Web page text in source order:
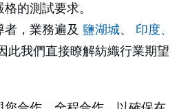
的測試要求。
，業務遍及 鹽湖城、 印度、
此我們直接瞭解紡織行業期望